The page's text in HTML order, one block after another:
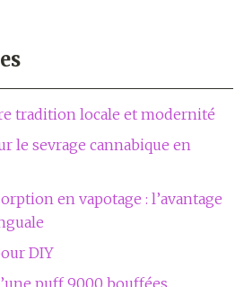
tradition locale et modernité
le sevrage cannabique en
en vapotage : l’avantage
DIY
puff 9000 bouffées